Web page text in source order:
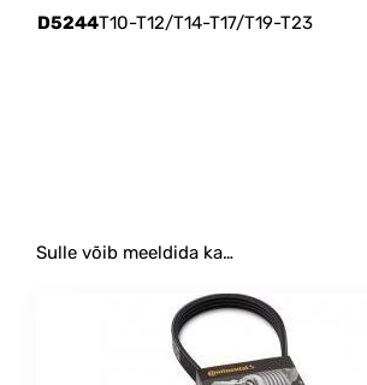
D5244T10-T12/T14-T17/T19-T23
Sulle võib meeldida ka…